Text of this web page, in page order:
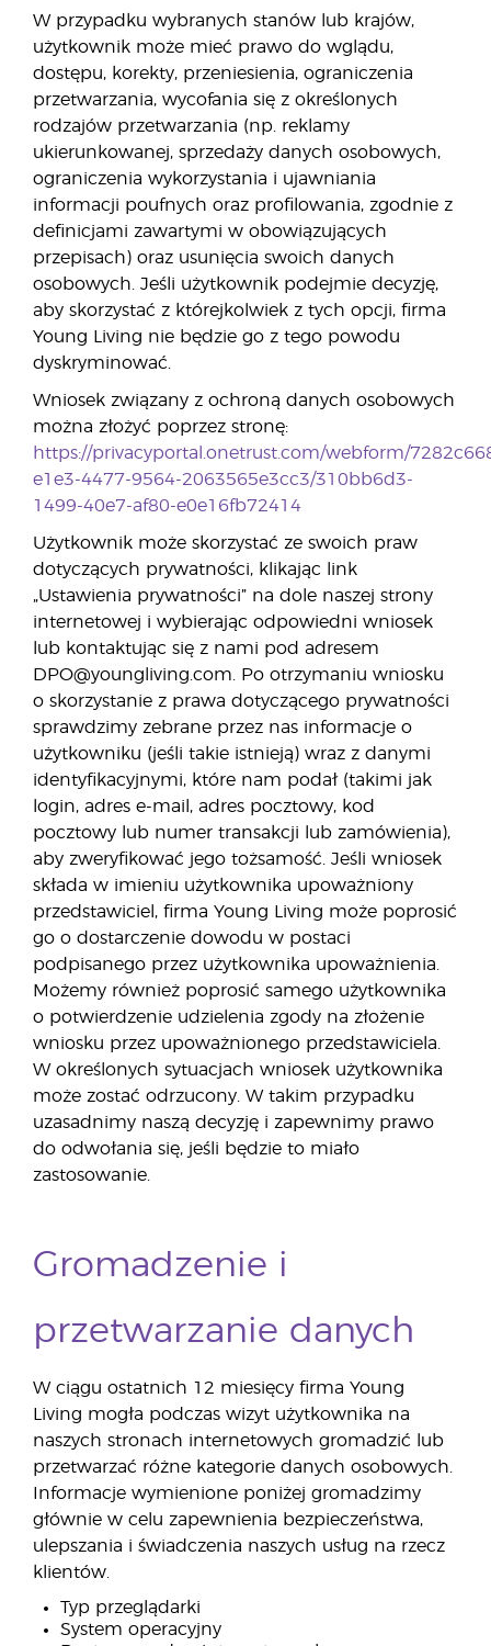
W przypadku wybranych stanów lub krajów,
użytkownik może mieć prawo do wglądu,
dostępu, korekty, przeniesienia, ograniczenia
przetwarzania, wycofania się z określonych
rodzajów przetwarzania (np. reklamy
ukierunkowanej, sprzedaży danych osobowych,
ograniczenia wykorzystania i ujawniania
informacji poufnych oraz profilowania, zgodnie z
definicjami zawartymi w obowiązujących
przepisach) oraz usunięcia swoich danych
osobowych. Jeśli użytkownik podejmie decyzję,
aby skorzystać z którejkolwiek z tych opcji, firma
Young Living nie będzie go z tego powodu
dyskryminować.
Wniosek związany z ochroną danych osobowych
można złożyć poprzez stronę:
https://privacyportal.onetrust.com/webform/
e1e3-4477-9564-2063565e3cc3/310bb6d3-
1499-40e7-af80-e0e16fb72414
Użytkownik może skorzystać ze swoich praw
dotyczących prywatności, klikając link
„Ustawienia prywatności” na dole naszej strony
internetowej i wybierając odpowiedni wniosek
lub kontaktując się z nami pod adresem
DPO@youngliving.com. Po otrzymaniu wniosku
o skorzystanie z prawa dotyczącego prywatności
sprawdzimy zebrane przez nas informacje o
użytkowniku (jeśli takie istnieją) wraz z danymi
identyfikacyjnymi, które nam podał (takimi jak
login, adres e-mail, adres pocztowy, kod
pocztowy lub numer transakcji lub zamówienia),
aby zweryfikować jego tożsamość. Jeśli wniosek
składa w imieniu użytkownika upoważniony
przedstawiciel, firma Young Living może poprosić
go o dostarczenie dowodu w postaci
podpisanego przez użytkownika upoważnienia.
Możemy również poprosić samego użytkownika
o potwierdzenie udzielenia zgody na złożenie
wniosku przez upoważnionego przedstawiciela.
W określonych sytuacjach wniosek użytkownika
może zostać odrzucony. W takim przypadku
uzasadnimy naszą decyzję i zapewnimy prawo
do odwołania się, jeśli będzie to miało
zastosowanie.
Gromadzenie i
przetwarzanie danych
W ciągu ostatnich 12 miesięcy firma Young
Living mogła podczas wizyt użytkownika na
naszych stronach internetowych gromadzić lub
przetwarzać różne kategorie danych osobowych.
Informacje wymienione poniżej gromadzimy
głównie w celu zapewnienia bezpieczeństwa,
ulepszania i świadczenia naszych usług na rzecz
klientów.
Typ przeglądarki
System operacyjny